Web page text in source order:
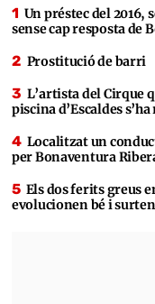
Un préstec del 2016,
sense cap resposta de
Prostitució de barri
L’artista del Cirque
piscina d’Escaldes
Localitzat un
per Bonaventura
Els dos ferits greus
evolucionen bé i surten